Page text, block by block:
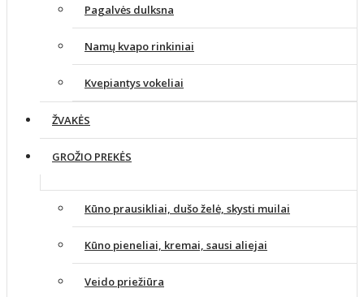
Pagalvės dulksna
Namų kvapo rinkiniai
Kvepiantys vokeliai
ŽVAKĖS
GROŽIO PREKĖS
Kūno prausikliai, dušo želė, skysti muilai
Kūno pieneliai, kremai, sausi aliejai
Veido priežiūra